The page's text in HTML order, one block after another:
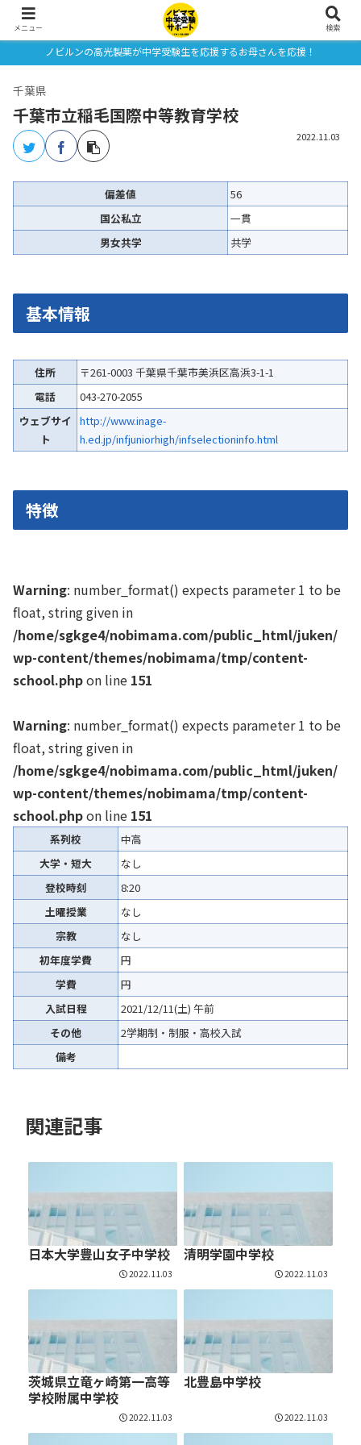
ノビルンの高光製薬が中学受験生を応援するお母さんを応援！
千葉県
千葉市立稲毛国際中等教育学校
2022.11.03
偏差値
56
国公私立
一貫
男女共学
共学
基本情報
住所
〒261-0003 千葉県千葉市美浜区高浜3-1-1
電話
043-270-2055
ウェブサイ
ト
http://www.inage-
h.ed.jp/infjuniorhigh/infselectioninfo.html
特徴
Warning: number_format() expects parameter 1 to be
float, string given in
/home/sgkge4/nobimama.com/public_html/juken/
wp-content/themes/nobimama/tmp/content-
school.phpon line 151
Warning: number_format() expects parameter 1 to be
float, string given in
/home/sgkge4/nobimama.com/public_html/juken/
wp-content/themes/nobimama/tmp/content-
school.phpon line 151
系列校
中高
大学・短大
なし
登校時刻
8:20
土曜授業
なし
宗教
なし
初年度学費
円
学費
円
入試日程
2021/12/11(土) 午前
その他
2学期制・制服・高校入試
備考
関連記事
日本大学豊山女子中学校
2022.11.03
清明学園中学校
2022.11.03
茨城県立竜ヶ崎第一高等
学校附属中学校
2022.11.03
北豊島中学校
2022.11.03
メニュー 検索